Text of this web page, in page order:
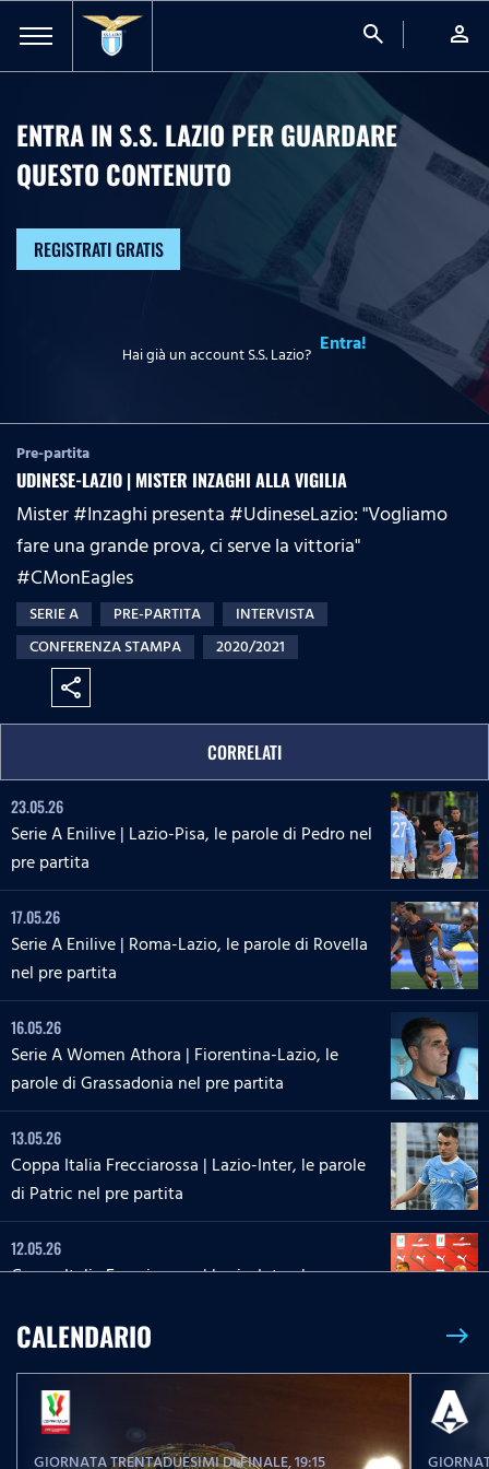
search person
ENTRA IN S.S. LAZIO PER GUARDARE
QUESTO CONTENUTO
REGISTRATI GRATIS
Hai già un account S.S. Lazio? Entra!
Pre-partita
UDINESE-LAZIO | MISTER INZAGHI ALLA VIGILIA
Mister #Inzaghi​ presenta #UdineseLazio: "Vogliamo
fare una grande prova, ci serve la vittoria"
#CMonEagles
SERIE A PRE-PARTITA
INTERVISTA
CONFERENZA STAMPA
2020/2021
share
CORRELATI
23.05.26
Serie A Enilive | Lazio-Pisa, le parole di Pedro nel
pre partita
17.05.26
Serie A Enilive | Roma-Lazio, le parole di Rovella
nel pre partita
16.05.26
Serie A Women Athora | Fiorentina-Lazio, le
parole di Grassadonia nel pre partita
13.05.26
Coppa Italia Frecciarossa | Lazio-Inter, le parole
di Patric nel pre partita
12.05.26
Coppa Italia Frecciarossa | Lazio-Inter, la
Serie A Enilive | Lazio-Inter, le parole di Dele-
Bashiru nel pre partita
CALENDARIO east
GIORNATA TRENTADUESIMI DI FINALE, 19:15